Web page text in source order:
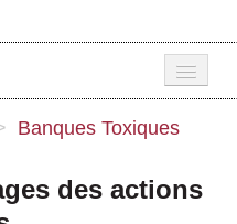
Banques Toxiques
des actions